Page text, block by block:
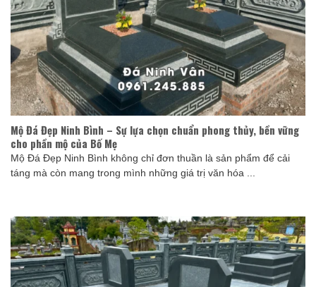
Mộ Đá Đẹp Ninh Bình – Sự lựa chọn chuẩn phong thủy, bền vững
cho phần mộ của Bố Mẹ
Mộ Đá Đẹp Ninh Bình không chỉ đơn thuần là sản phẩm để cải
táng mà còn mang trong mình những giá trị văn hóa ...